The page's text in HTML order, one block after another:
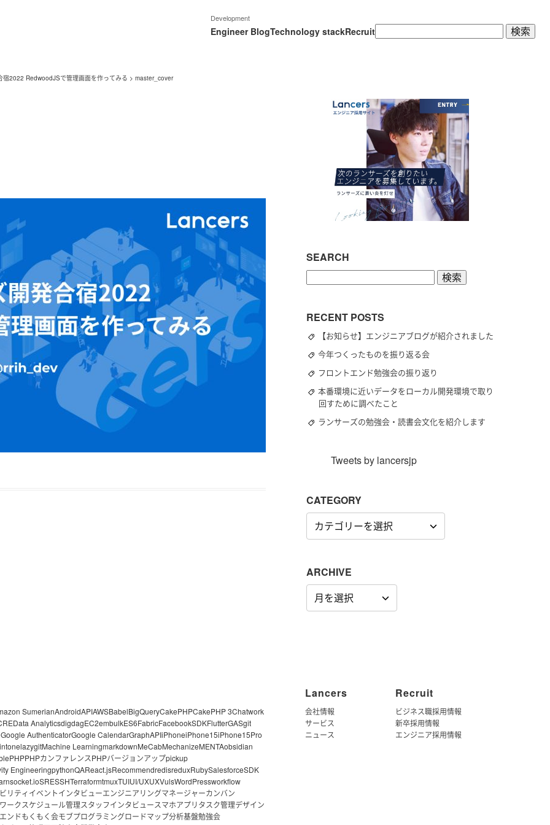
Development
Engineer BlogTechnology stackRecruit検
索:
宿2022 RedwoodJSで管理画面を作ってみる > master_cover
SEARCH
RECENT POSTS
【お知らせ】エンジニアブログが紹介されました
今年つくったものを振り返る会
フロントエンド勉強会の振り返り
本番環境に近いデータをローカル開発環境で取り
回すために調べたこと
ランサーズの勉強会・読書会文化を紹介します
Tweets by lancersjp
CATEGORY
CATEGORY
ARCHIVE
ARCHIVE
SumerianAndroidAPIAWSBabelBigQueryCakePHPCakePHP 3Chatwork
Data AnalyticsdigdagEC2embulkES6FabricFacebookSDKFlutterGASgit
Google AuthenticatorGoogle CalendarGraphAPIiPhoneiPhone15iPhone15Pro
lazygitMachine LearningmarkdownMeCabMechanizeMENTAobsidian
PHPPHPカンファレンスPHPバージョンアップpickup
EngineeringpythonQAReact.jsRecommendredisreduxRubySalesforceSDK
socket.ioSRESSHTerraformtmuxTUIUI/UXUXVulsWordPressworkflow
リティ イベントインタビューエンジニアリングマネージャーカンバン
ークスケジュール管理スタッフインタビュースマホアプリタスク管理デザイン
ンドもくもく会モブプログラミングロードマップ分析基盤勉強会
Lancers
会社情報
サービス
ニュース
Recruit
ビジネス職採用情報
新卒採用情報
エンジニア採用情報